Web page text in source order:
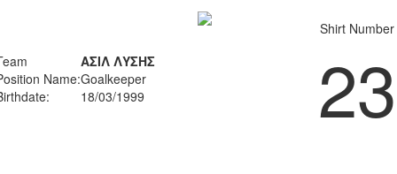
ΑΣΙΛ ΛΥΣΗΣ
Name:Goalkeeper
18/03/1999
Shirt Number
23